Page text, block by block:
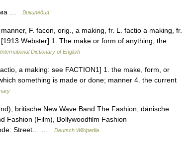
… Википедия
F. facon, orig., a making, fr. L. factio a making, fr.
Webster] 1. The make or form of anything; the
Dictionary of English
a making: see FACTION1] 1. the make, form, or
something is made or done; manner 4. the current
britische New Wave Band The Fashion, dänische
Fashion (Film), Bollywoodfilm Fashion
Street… …
Deutsch Wikipedia